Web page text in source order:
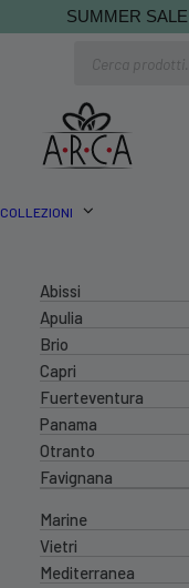
SUMMER
COLLEZIONI
Abissi
Apulia
Brio
Capri
Fuerteventura
Panama
Otranto
Favignana
Marine
Vietri
Mediterranea